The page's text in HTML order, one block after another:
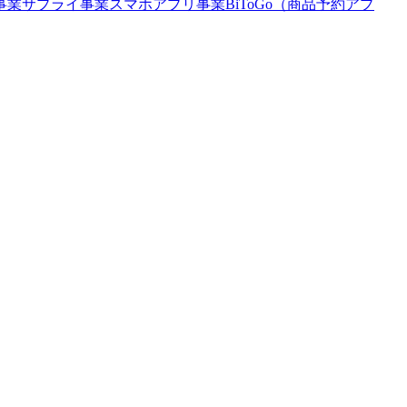
業サプライ事業スマホアプリ事業 BiToGo（商品予約アプ